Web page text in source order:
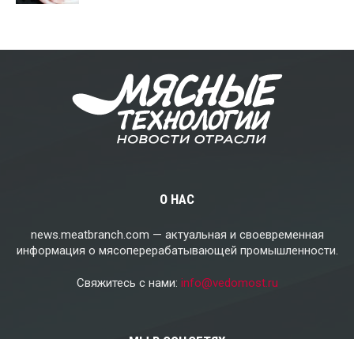
О НАС
news.meatbranch.com — актуальная и своевременная
информация о мясоперерабатывающей промышленности.
Свяжитесь с нами: info@vedomost.ru